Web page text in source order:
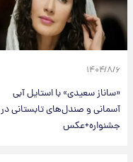
۱۴۰۴/۸/۶
«ساناز سعیدی» با استایل آبی
آسمانی و صندل‌های تابستانی در
جشنواره+عکس